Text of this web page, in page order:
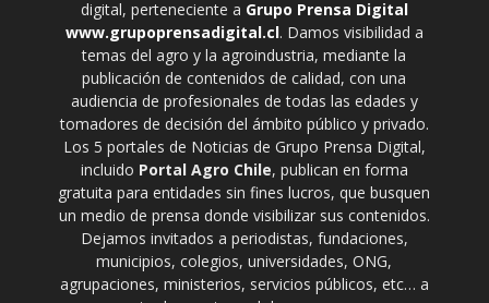
digital, perteneciente a Grupo Prensa Digital
www.grupoprensadigital.cl. Damos visibilidad a
temas del agro y la agroindustria, mediante la
publicación de contenidos de calidad, con una
audiencia de profesionales de todas las edades y
tomadores de decisión del ámbito público y privado.
Los 5 portales de Noticias de Grupo Prensa Digital,
incluido Portal Agro Chile, publican en forma
gratuita para entidades sin fines lucros, que busquen
un medio de prensa donde visibilizar sus contenidos.
Dejamos invitados a periodistas, fundaciones,
municipios, colegios, universidades, ONG,
agrupaciones, ministerios, servicios públicos, etc… a